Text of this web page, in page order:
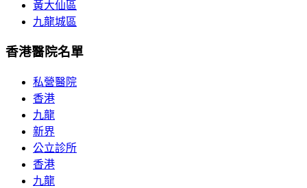
黃大仙區
九龍城區
香港醫院名單
私營醫院
香港
九龍
新界
公立診所
香港
九龍